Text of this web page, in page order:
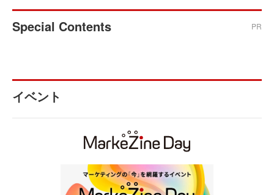
Special Contents PR
イベント